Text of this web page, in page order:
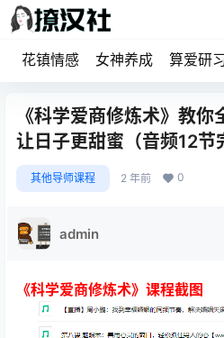
花镇情感 女神养成 算爱研
《科学爱商修炼术》教
让日子更甜蜜（音频12节
其他导师课程 2 年前 0
admin
《科学爱商修炼术》课程截图